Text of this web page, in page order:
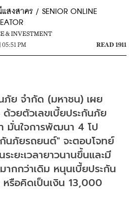
งสาคร / SENIOR ONLINE
& INVESTMENT
05:51 PM
READ 1911
ย จำกัด (มหาชน) เผย
วยตัวเลขเบี้ยประกันภัย
มั่นใจการพัฒนา 4 โป
นภัยรถยนต์" จะตอบโจทย์
ะยะเวลายาวนานขึ้นและมี
ากกว่าเดิม หนุนเบี้ยประกัน
รือคิดเป็นเงิน 13,000